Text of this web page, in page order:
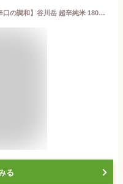
【辛口の純米酒 ふくよかな旨味と辛口の調和】谷川岳 超辛純米 1800ml[純米酒][辛口]
る